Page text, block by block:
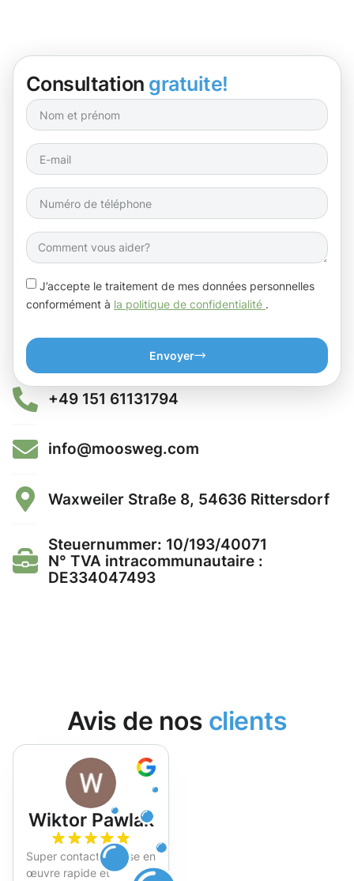
Consultation gratuite!
J’accepte le traitement de mes données personnelles
conformément à la politique de confidentialité .
Envoyer
+49 151 61131794
info@moosweg.com
Waxweiler Straße 8, 54636 Rittersdorf
Steuernummer: 10/193/40071
N° TVA intracommunautaire :
DE334047493
Avis de nos clients
Wiktor Pawlak
Super contact et mise en
œuvre rapide et